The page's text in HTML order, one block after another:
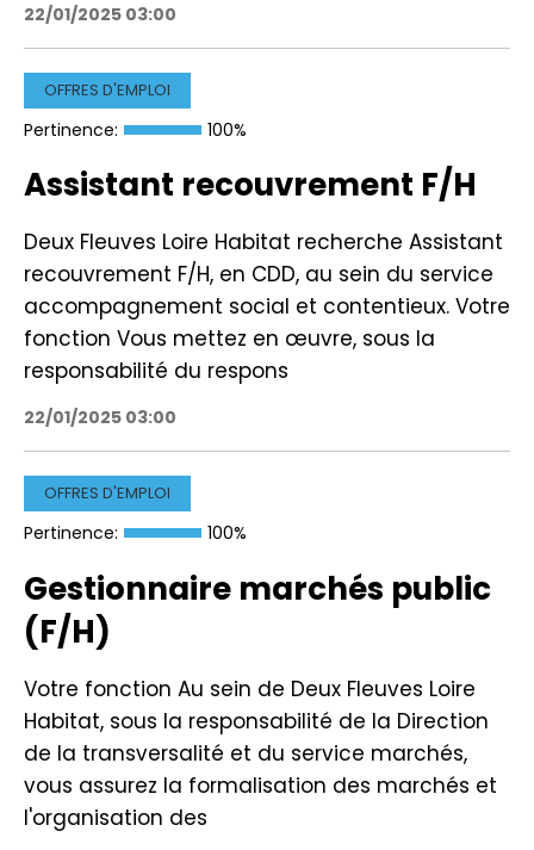
22/01/2025 03:00
OFFRES D'EMPLOI
Pertinence: 100%
Assistant recouvrement F/H
Deux Fleuves Loire Habitat recherche Assistant
recouvrement F/H, en CDD, au sein du service
accompagnement social et contentieux. Votre
fonction Vous mettez en œuvre, sous la
responsabilité du respons
22/01/2025 03:00
OFFRES D'EMPLOI
Pertinence: 100%
Gestionnaire marchés public
(F/H)
Votre fonction Au sein de Deux Fleuves Loire
Habitat, sous la responsabilité de la Direction
de la transversalité et du service marchés,
vous assurez la formalisation des marchés et
l'organisation des